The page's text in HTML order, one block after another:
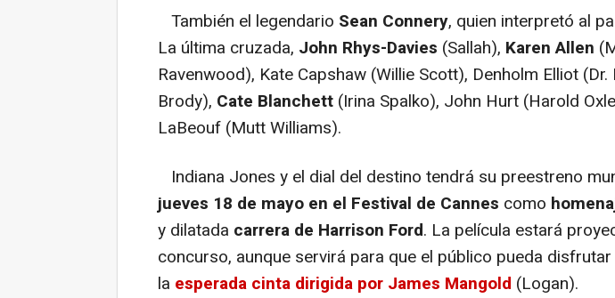
También el legendario Sean Connery, quien interpretó al
La última cruzada, John Rhys-Davies (Sallah), Karen Allen
Ravenwood), Kate Capshaw (Willie Scott), Denholm Elliot
Brody), Cate Blanchett (Irina Spalko), John Hurt (Harold
LaBeouf (Mutt Williams).
Indiana Jones y el dial del destino tendrá su preestreno
jueves 18 de mayo en el Festival de Cannes como
y dilatada carrera de Harrison Ford. La película estará
concurso, aunque servirá para que el público pueda
la esperada cinta dirigida por James Mangold (Logan).